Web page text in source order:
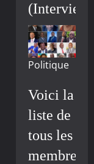
(Interview)
Politique
Voici la
liste de
tous les
membres